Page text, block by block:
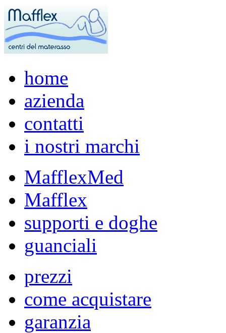
home
azienda
contatti
i nostri marchi
MafflexMed
Mafflex
supporti e doghe
guanciali
prezzi
come acquistare
garanzia